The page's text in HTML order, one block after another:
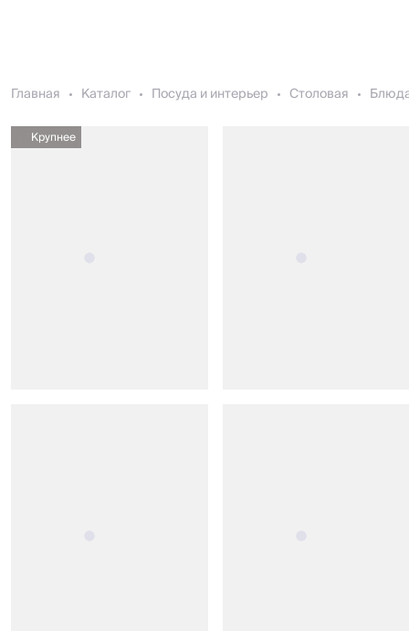
Главная Каталог Посуда и интерьер Столовая
Крупнее